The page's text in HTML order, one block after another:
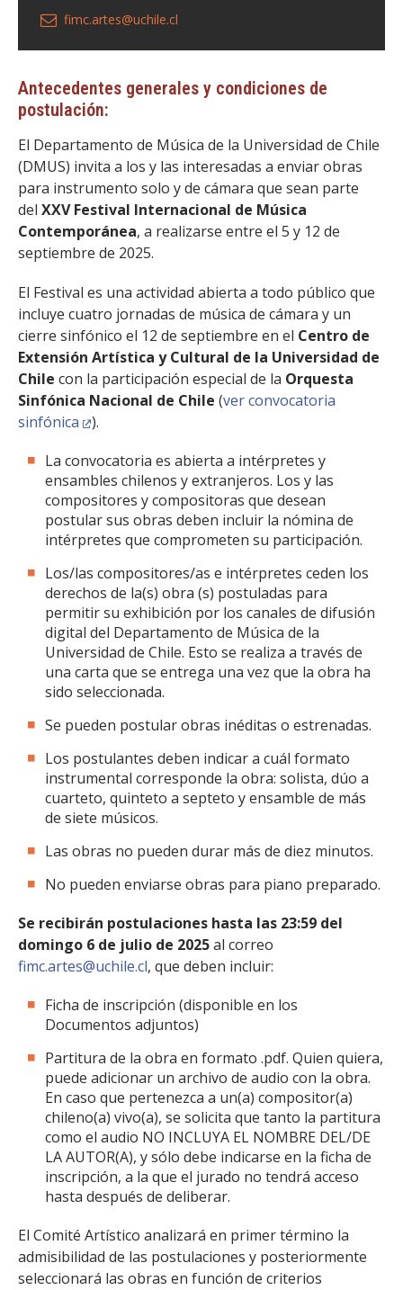
fimc.artes@uchile.cl
Antecedentes generales y condiciones de
postulación:
El Departamento de Música de la Universidad de Chile
(DMUS) invita a los y las interesadas a enviar obras
para instrumento solo y de cámara que sean parte
del XXV Festival Internacional de Música
Contemporánea, a realizarse entre el 5 y 12 de
septiembre de 2025.
El Festival es una actividad abierta a todo público que
incluye cuatro jornadas de música de cámara y un
cierre sinfónico el 12 de septiembre en el Centro de
Extensión Artística y Cultural de la Universidad de
Chile con la participación especial de la Orquesta
Sinfónica Nacional de Chile (ver convocatoria
sinfónica
).
La convocatoria es abierta a intérpretes y
ensambles chilenos y extranjeros. Los y las
compositores y compositoras que desean
postular sus obras deben incluir la nómina de
intérpretes que comprometen su participación.
Los/las compositores/as e intérpretes ceden los
derechos de la(s) obra (s) postuladas para
permitir su exhibición por los canales de difusión
digital del Departamento de Música de la
Universidad de Chile. Esto se realiza a través de
una carta que se entrega una vez que la obra ha
sido seleccionada.
Se pueden postular obras inéditas o estrenadas.
Los postulantes deben indicar a cuál formato
instrumental corresponde la obra: solista, dúo a
cuarteto, quinteto a septeto y ensamble de más
de siete músicos.
Las obras no pueden durar más de diez minutos.
No pueden enviarse obras para piano preparado.
Se recibirán postulaciones hasta las 23:59 del
domingo 6 de julio de 2025al correo
fimc.artes@uchile.cl, que deben incluir:
Ficha de inscripción (disponible en los
Documentos adjuntos)
Partitura de la obra en formato .pdf. Quien quiera,
puede adicionar un archivo de audio con la obra.
En caso que pertenezca a un(a) compositor(a)
chileno(a) vivo(a), se solicita que tanto la partitura
como el audio NO INCLUYA EL NOMBRE DEL/DE
LA AUTOR(A), y sólo debe indicarse en la ficha de
inscripción, a la que el jurado no tendrá acceso
hasta después de deliberar.
El Comité Artístico analizará en primer término la
admisibilidad de las postulaciones y posteriormente
seleccionará las obras en función de criterios